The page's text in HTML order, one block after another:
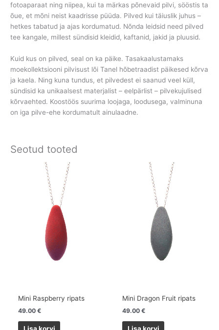
fotoaparaat ning niipea, kui ta märkas põnevaid pilvi, sööstis ta
õue, et mõni neist kaadrisse püüda. Pilved kui täiuslik juhus –
hetkes tabatud ja ajas kordumatud. Nõnda leidsid need pilved
tee kangale, millest sündisid kleidid, kaftanid, jakid ja pluusid.
Kuid kus on pilved, seal on ka päike. Tasakaalustamaks
moekollektsiooni pilvisust lõi Tanel hõbetraadist päikesed kõrva
ja kaela. Ning kuna tundus, et pilvedest ei saanud veel küll,
sündisid ka unikaalsest materjalist – eelpärlist – pilvekujulised
kõrvaehted. Koostöös suurima loojaga, loodusega, valminuna
on iga pilve-ehe kordumatult ainulaadne.
Seotud tooted
Mini Raspberry ripats
49.00€
Lisa korvi
Mini Dragon Fruit ripats
49.00€
Lisa korvi